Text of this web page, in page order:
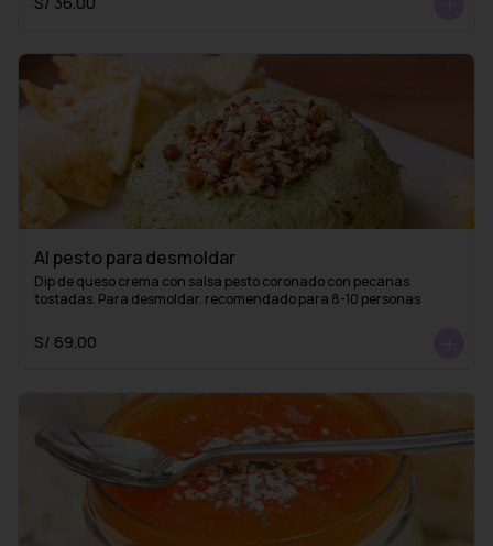
Al pesto para desmoldar
Dip de queso crema con salsa pesto coronado con pecanas
tostadas. Para desmoldar. recomendado para 8-10 personas
S/ 69.00